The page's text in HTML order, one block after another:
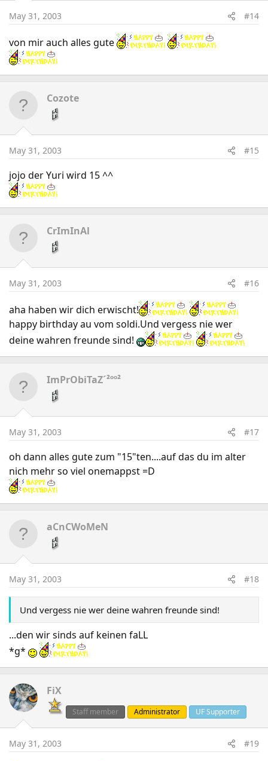
May 31, 2003 #14
von mir auch alles gute
Cozote
May 31, 2003 #15
jojo der Yuri wird 15 ^^
CrImInAl
May 31, 2003 #16
aha haben wir dich erwischt!
happy birthday au vom soldi.Und vergess nie wer
deine wahren freunde sind!
ImPrObiTaZ´²ºº²
May 31, 2003 #17
oh dann alles gute zum "15"ten....auf das du im alter
nich mehr so viel onemappst =D
aCnCWoMeN
May 31, 2003 #18
Und vergess nie wer deine wahren freunde sind!
...den wir sinds auf keinen faLL
*g*
FiX
Staff member Administrator UF Supporter
May 31, 2003 #19